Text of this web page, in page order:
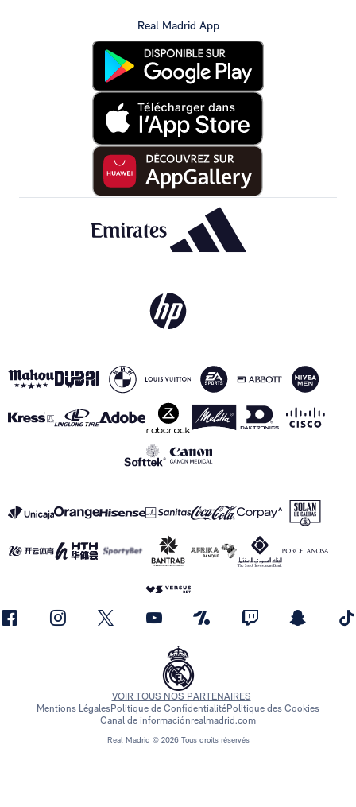
Real Madrid App
Real Madrid © 2026 Tous droits réservés
VOIR TOUS NOS PARTENAIRES
Mentions LégalesPolitique de ConfidentialitéPolitique des Cookies
Canal de informaciónrealmadrid.com